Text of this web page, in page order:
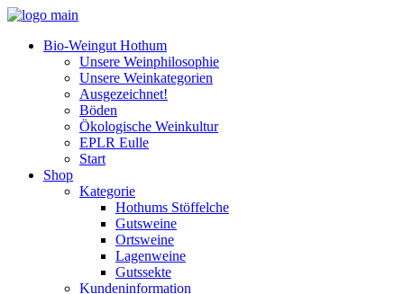
Bio-Weingut Hothum
Unsere Weinphilosophie
Unsere Weinkategorien
Ausgezeichnet!
Böden
Ökologische Weinkultur
EPLR Eulle
Start
Shop
Kategorie
Hothums Stöffelche
Gutsweine
Ortsweine
Lagenweine
Gutssekte
Kundeninformation